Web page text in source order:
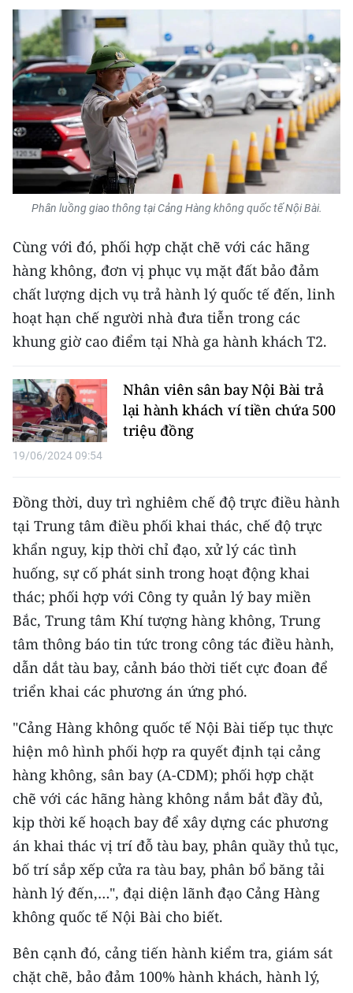
Media Thế giới
Media Thể thao
Media Giáo dục
Media Y tế
Media Khoa học - Công nghệ
Media Môi trường
Ảnh
Infographic
TIN MỚI
TIN ĐỊA PHƯƠNG
Trung du và miền núi phía Bắc
Đồng bằng sông Hồng
Bắc Trung Bộ
Nguyên
Đông Nam Bộ
Đồng bằng sông Cửu Long
Chuyên trang Hà Nội
Chuyên trang TP. Hồ Chí Minh
CHUYÊN ĐỀ
VỀ BÁO NHÂN DÂN
THỜI NAY
NHÂN DÂN CUỐI TUẦN
NHÂN DÂN HẰNG THÁNG
MUA BÁO
ĐỌC BÁO IN
Phân luồng giao thông tại Cảng Hàng không quốc tế Nội Bài.
Cùng với đó, phối hợp chặt chẽ với các hãng
hàng không, đơn vị phục vụ mặt đất bảo đảm
chất lượng dịch vụ trả hành lý quốc tế đến, linh
hoạt hạn chế người nhà đưa tiễn trong các
khung giờ cao điểm tại Nhà ga hành khách T2.
Nhân viên sân bay Nội Bài trả
lại hành khách ví tiền chứa 500
triệu đồng
19/06/2024 09:54
Đồng thời, duy trì nghiêm chế độ trực điều hành
tại Trung tâm điều phối khai thác, chế độ trực
khẩn nguy, kịp thời chỉ đạo, xử lý các tình
huống, sự cố phát sinh trong hoạt động khai
thác; phối hợp với Công ty quản lý bay miền
Bắc, Trung tâm Khí tượng hàng không, Trung
tâm thông báo tin tức trong công tác điều hành,
dẫn dắt tàu bay, cảnh báo thời tiết cực đoan để
triển khai các phương án ứng phó.
"Cảng Hàng không quốc tế Nội Bài tiếp tục thực
hiện mô hình phối hợp ra quyết định tại cảng
hàng không, sân bay (A-CDM); phối hợp chặt
chẽ với các hãng hàng không nắm bắt đầy đủ,
kịp thời kế hoạch bay để xây dựng các phương
án khai thác vị trí đỗ tàu bay, phân quầy thủ tục,
bố trí sắp xếp cửa ra tàu bay, phân bổ băng tải
hành lý đến,…", đại diện lãnh đạo Cảng Hàng
không quốc tế Nội Bài cho biết.
Bên cạnh đó, cảng tiến hành kiểm tra, giám sát
chặt chẽ, bảo đảm 100% hành khách, hành lý,